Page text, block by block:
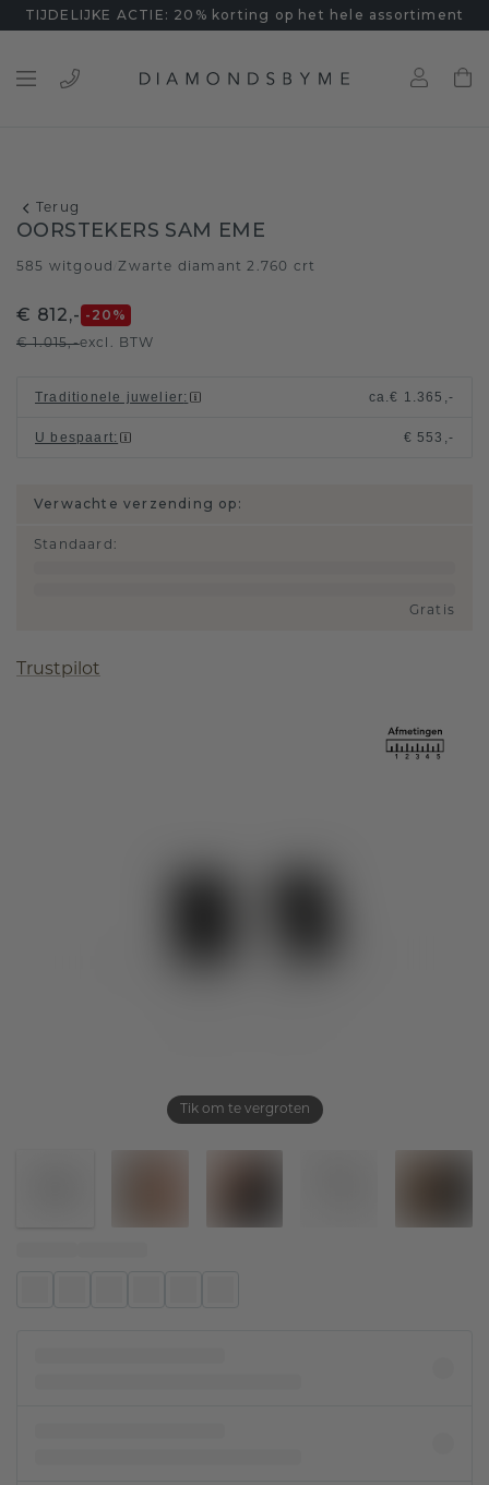
TIJDELIJKE ACTIE: 20% korting op het hele assortiment
Terug
Tik om te vergroten
OORSTEKERS SAM EME
585 witgoud Zwarte diamant 2.760 crt
€ 812,- -20 %
€ 1.015,-excl. BTW
Traditionele juwelier: ca.€ 1.365,-
U bespaart: € 553,-
Verwachte verzending op:
Standaard :
Gratis
Trustpilot